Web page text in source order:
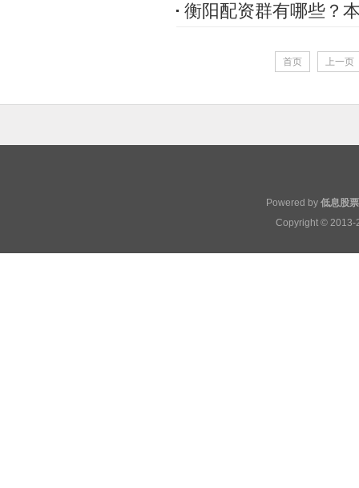
衡阳配资群有哪些？
首页 上一页
Powered by 低息股
Copyright © 2013-